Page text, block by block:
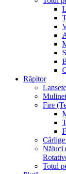
Răpitor
Fire
Năluci
Totul